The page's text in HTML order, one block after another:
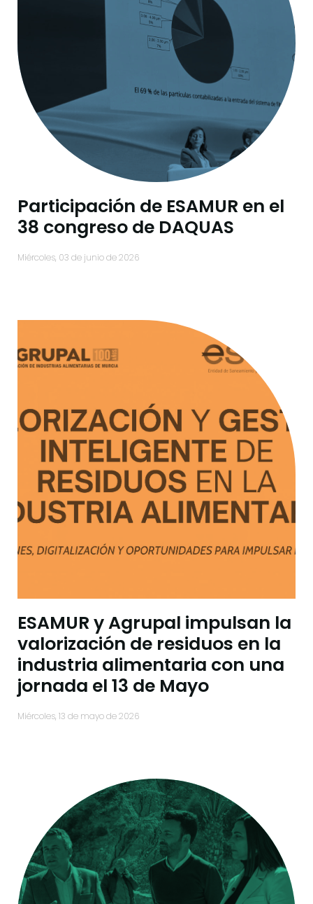
Participación de ESAMUR en el
38 congreso de DAQUAS
miércoles, 03 de junio de 2026
ESAMUR y Agrupal impulsan la
valorización de residuos en la
industria alimentaria con una
jornada el 13 de Mayo
miércoles, 13 de mayo de 2026